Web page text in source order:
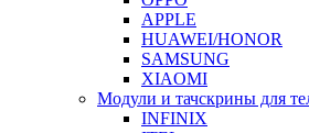
APPLE
HUAWEI/HONOR
SAMSUNG
XIAOMI
Модули и тачскрины для
INFINIX